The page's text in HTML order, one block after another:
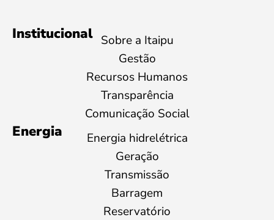
Institucional Sobre a Itaipu
Gestão
Recursos Humanos
Transparência
Comunicação Social
Energia
Energia hidrelétrica
Geração
Transmissão
Barragem
Reservatório